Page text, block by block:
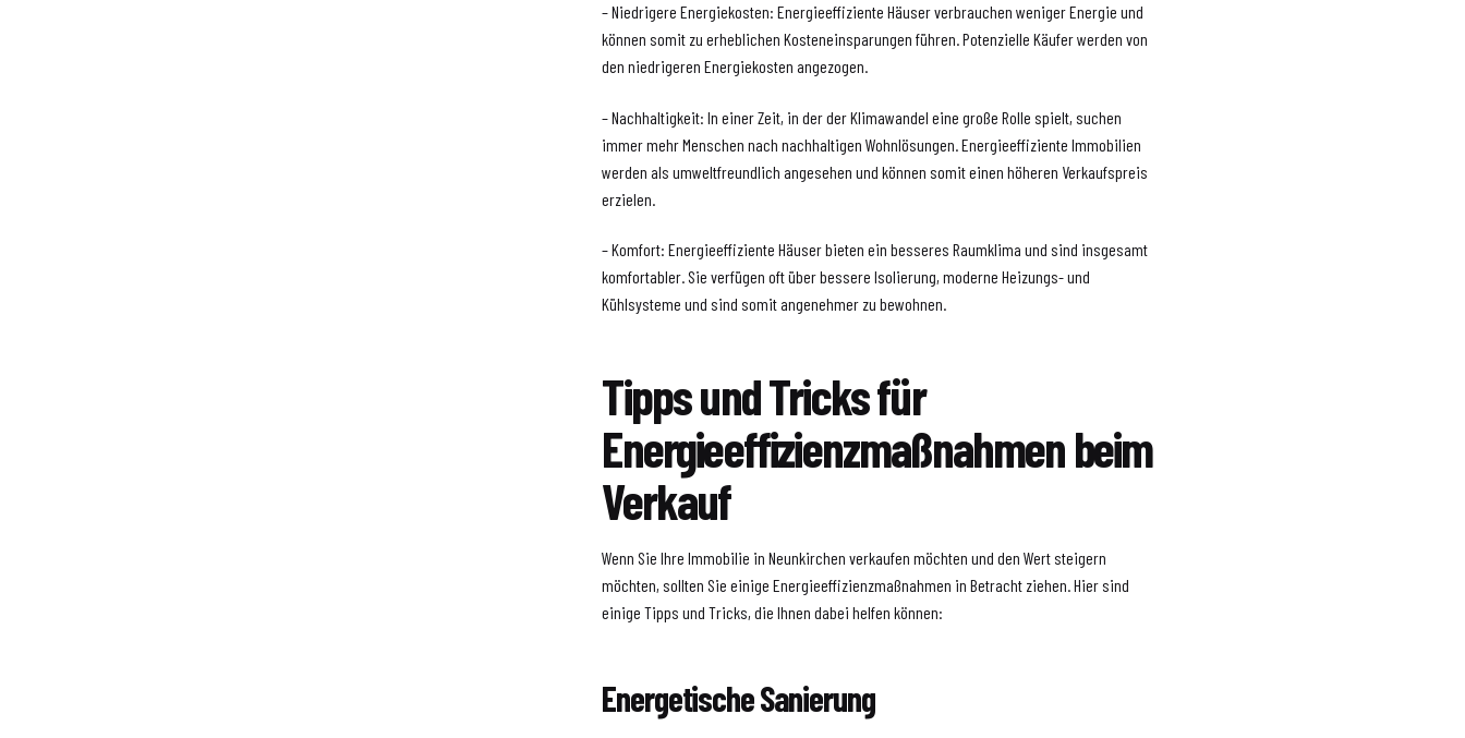
– Niedrigere Energiekosten: Energieeffiziente Häuser verbrauchen weniger Energie und
können somit zu erheblichen Kosteneinsparungen führen. Potenzielle Käufer werden von
den niedrigeren Energiekosten angezogen.
– Nachhaltigkeit: In einer Zeit, in der der Klimawandel eine große Rolle spielt, suchen
immer mehr Menschen nach nachhaltigen Wohnlösungen. Energieeffiziente Immobilien
werden als umweltfreundlich angesehen und können somit einen höheren Verkaufspreis
erzielen.
– Komfort: Energieeffiziente Häuser bieten ein besseres Raumklima und sind insgesamt
komfortabler. Sie verfügen oft über bessere Isolierung, moderne Heizungs- und
Kühlsysteme und sind somit angenehmer zu bewohnen.
Tipps und Tricks für
Energieeffizienzmaßnahmen beim
Verkauf
Wenn Sie Ihre Immobilie in Neunkirchen verkaufen möchten und den Wert steigern
möchten, sollten Sie einige Energieeffizienzmaßnahmen in Betracht ziehen. Hier sind
einige Tipps und Tricks, die Ihnen dabei helfen können:
Energetische Sanierung